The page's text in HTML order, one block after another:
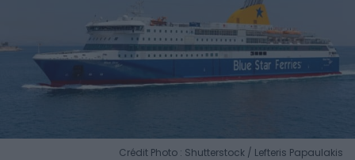
Crédit Photo : Shutterstock / Lefteris Papaulakis